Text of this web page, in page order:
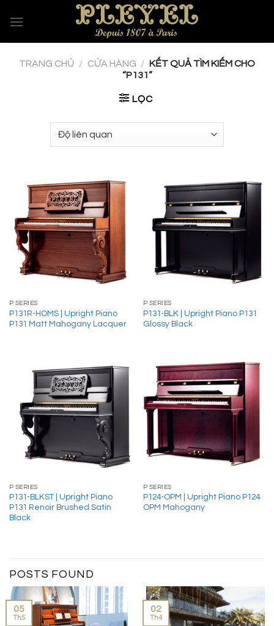
TRANG CHỦ / CỬA HÀNG /
KẾT QUẢ TÌM KIẾM CHO
“P131”
LỌC
P SERIES
P131R-HOMS | Upright Piano
P131 Matt Mahogany Lacquer
P SERIES
P131-BLK | Upright Piano P131
Glossy Black
P SERIES
P131-BLKST | Upright Piano
P131 Renoir Brushed Satin
Black
P SERIES
P124-OPM | Upright Piano P124
OPM Mahogany
POSTS FOUND
05
Th5
02
Th4